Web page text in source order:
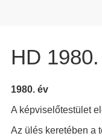
HD
1980. év
A képviselőtestület
Az ülés keretében a